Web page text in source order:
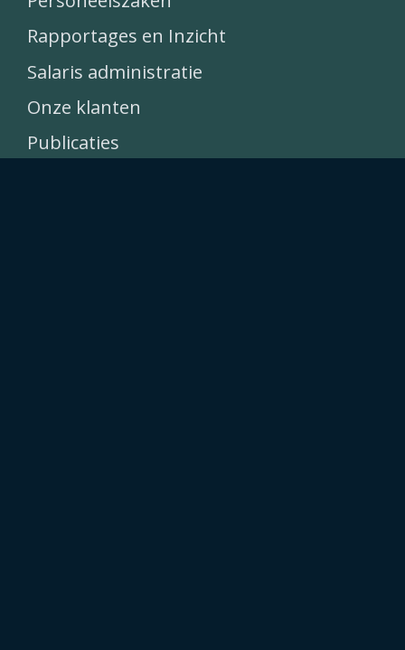
Rapportages en Inzicht
Salaris administratie
Onze klanten
Publicaties